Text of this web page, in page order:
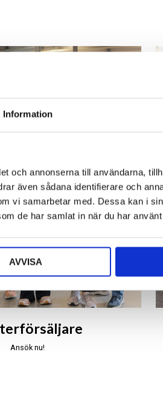
Information
och annonserna till användarna,
även sådana identifierare och
vi samarbetar med. Dessa kan i
de har samlat in när du har
AVVISA
Ansök nu!